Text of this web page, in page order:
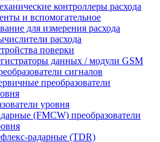
контроллеры расхода
и вспомогательное
для измерения расхода
расхода
поверки
данных / модули GSM
сигналов
преобразователи
уровня
(FMCW) преобразователи
радарные (TDR)